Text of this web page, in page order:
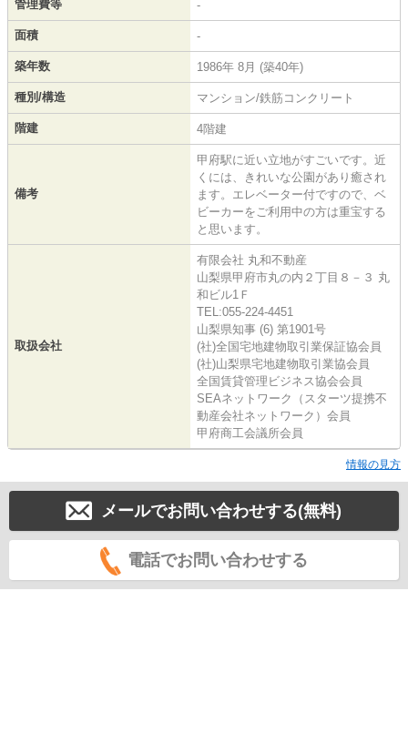
管理費等 -
面積 -
築年数 1986年 8月 (築40年)
種別/構造 マンション/鉄筋コンクリート
階建 4階建
備考
甲府駅に近い立地がすごいです。近
くには、きれいな公園があり癒され
ます。エレベーター付ですので、ベ
ビーカーをご利用中の方は重宝する
と思います。
取扱会社
有限会社 丸和不動産
山梨県甲府市丸の内２丁目８－３ 丸
和ビル1Ｆ
TEL:055-224-4451
山梨県知事 (6) 第1901号
(社)全国宅地建物取引業保証協会員
(社)山梨県宅地建物取引業協会員
全国賃貸管理ビジネス協会会員
SEAネットワーク（スターツ提携不
動産会社ネットワーク）会員
甲府商工会議所会員
情報の見方
メールでお問い合わせする(無料)
電話でお問い合わせする